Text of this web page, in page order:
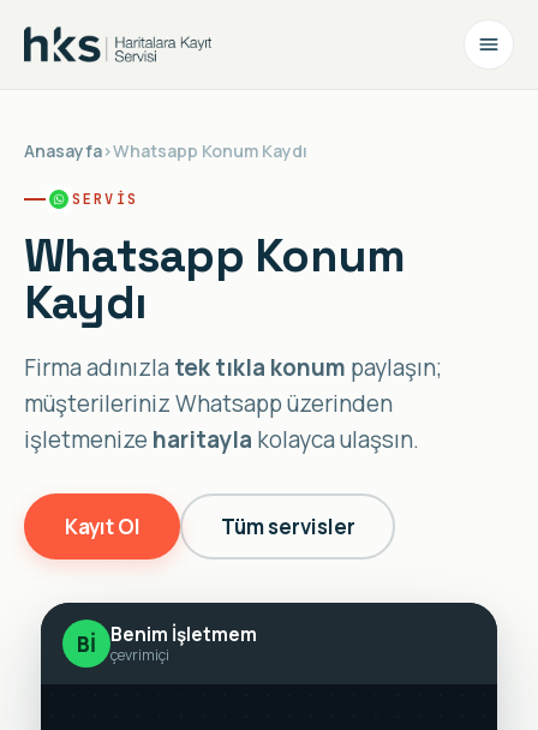
Anasayfa›Whatsapp Konum Kaydı
SERVIS
Whatsapp Konum
Kaydı
Firma adınızlatek tıkla konum paylaşın;
müşterileriniz Whatsapp üzerinden
işletmenize haritayla kolayca ulaşsın.
Kayıt Ol Tüm servisler
Bİ Benim İşletmem
çevrimiçi